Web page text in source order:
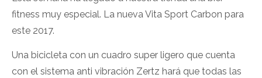
fitness muy especial. La nueva Vita Sport Carbon para
este 2017.
Una bicicleta con un cuadro super ligero que cuenta
con el sistema anti vibración Zertz hará que todas las